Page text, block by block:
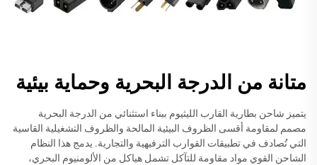
متانة من الدرجة البحرية وحماية بيئية
يتميز شاحن بطارية القارب الليثيوم ببناء استثنائي من الدرجة البحرية
مصمم لمقاومة أقسى الظروف البيئية المالحة والظروف التشغيلية القاسية
التي تُصادف في تطبيقات القوارب الترفيهية والتجارية. يدمج هذا النظام
الشاحن القوي مواد مقاومة للتآكل تشمل هياكل من الألومنيوم البحري،